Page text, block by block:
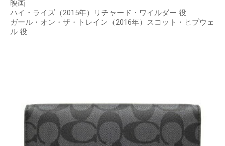
映画
ハイ・ライズ（2015年）リチャード・ワイルダー 役
ガール・オン・ザ・トレイン（2016年）スコット・ヒプウェ
ル 役